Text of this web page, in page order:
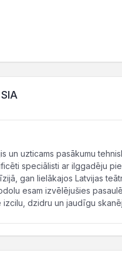
un uzticams pasākumu
speciālisti ar ilggadēju
gan lielākajos Latvijas
esam izvēlējušies
dzidru un jaudīgu